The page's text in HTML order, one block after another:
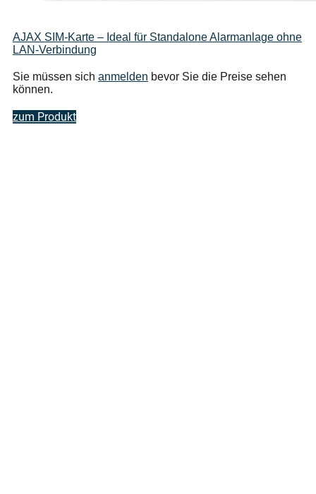
AJAX SIM-Karte – Ideal für Standalone Alarmanlage ohne
LAN-Verbindung
Sie müssen sich anmelden bevor Sie die Preise sehen
können.
zum Produkt